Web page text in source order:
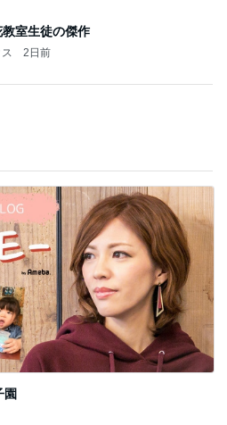
室生徒の傑作
2日前
園